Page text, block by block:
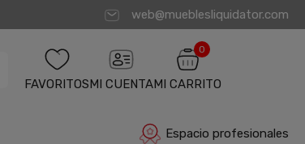
web@mueblesliquidator.com
FAVORITOSMI CUENTA
0
MI CARRITO
Espacio profesionales